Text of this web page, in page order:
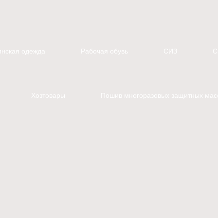
одежда Рабочая обувь СИЗ
Хозтовары Пошив многоразовых защитных